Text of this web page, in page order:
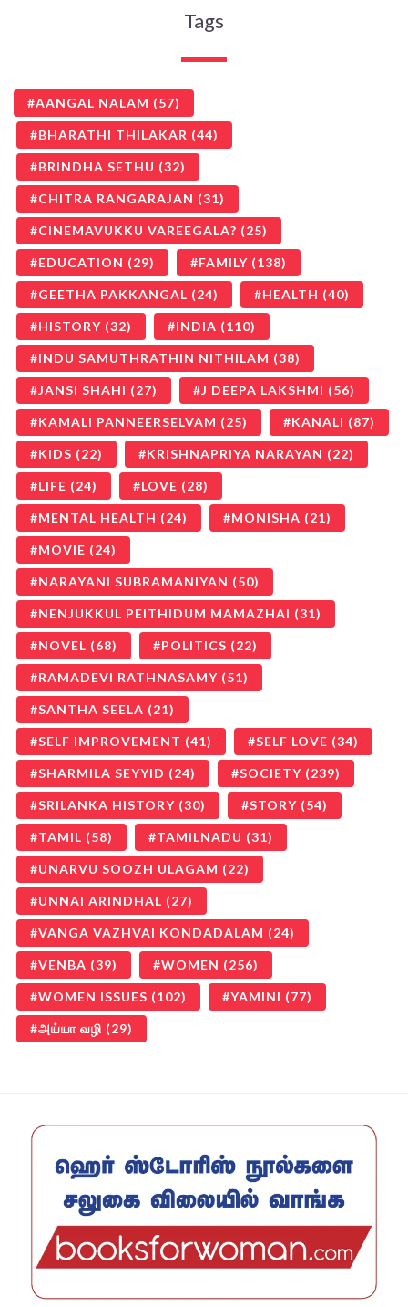
Tags
AANGAL NALAM (57)
BHARATHI THILAKAR (44)
BRINDHA SETHU (32)
CHITRA RANGARAJAN (31)
CINEMAVUKKU VAREEGALA? (25)
EDUCATION (29) FAMILY (138)
GEETHA PAKKANGAL (24) HEALTH (40)
HISTORY (32) INDIA (110)
INDU SAMUTHRATHIN NITHILAM (38)
JANSI SHAHI (27) J DEEPA LAKSHMI (56)
KAMALI PANNEERSELVAM (25) KANALI (87)
KIDS (22) KRISHNAPRIYA NARAYAN (22)
LIFE (24) LOVE (28)
MENTAL HEALTH (24) MONISHA (21)
MOVIE (24)
NARAYANI SUBRAMANIYAN (50)
NENJUKKUL PEITHIDUM MAMAZHAI (31)
NOVEL (68) POLITICS (22)
RAMADEVI RATHNASAMY (51)
SANTHA SEELA (21)
SELF IMPROVEMENT (41) SELF LOVE (34)
SHARMILA SEYYID (24) SOCIETY (239)
SRILANKA HISTORY (30) STORY (54)
TAMIL (58) TAMILNADU (31)
UNARVU SOOZH ULAGAM (22)
UNNAI ARINDHAL (27)
VANGA VAZHVAI KONDADALAM (24)
VENBA (39) WOMEN (256)
WOMEN ISSUES (102) YAMINI (77)
அய்யா வழி (29)